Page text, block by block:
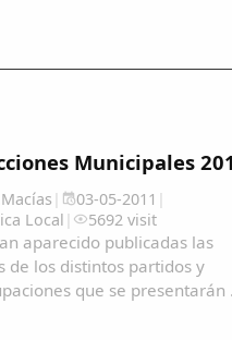
Municipales
| 03-05-2011 |
Local | 5692 visit
aparecido publicadas las
de los distintos partidos y
que se presentarán